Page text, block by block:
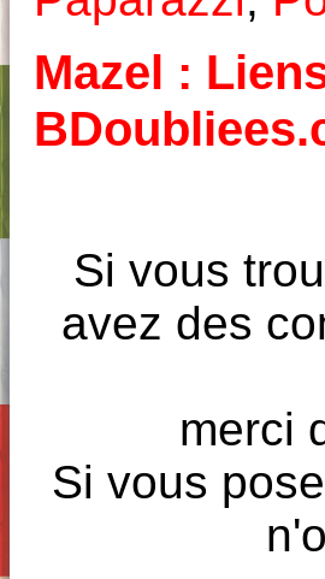
Mazel :
Si vous
avez des
merci
Si vous